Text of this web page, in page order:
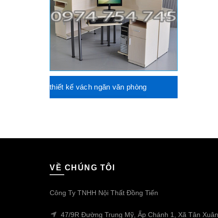
thiết kế vách ngăn văn phòng
VỀ CHÚNG TÔI
Công Ty TNHH Nội Thất Đồng Tiến
47/9R Đường Trung Mỹ, Ấp Chánh 1, Xã Tân Xuân,